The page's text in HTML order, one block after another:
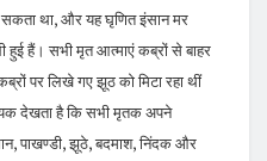
था, और यह घृणित इंसान मर
हैं। सभी मृत आत्माएं कब्रों से बाहर
पर लिखे गए झूठ को मिटा रहा थीं
देखता है कि सभी मृतक अपने
पाखण्डी, झूठे, बदमाश, निंदक और